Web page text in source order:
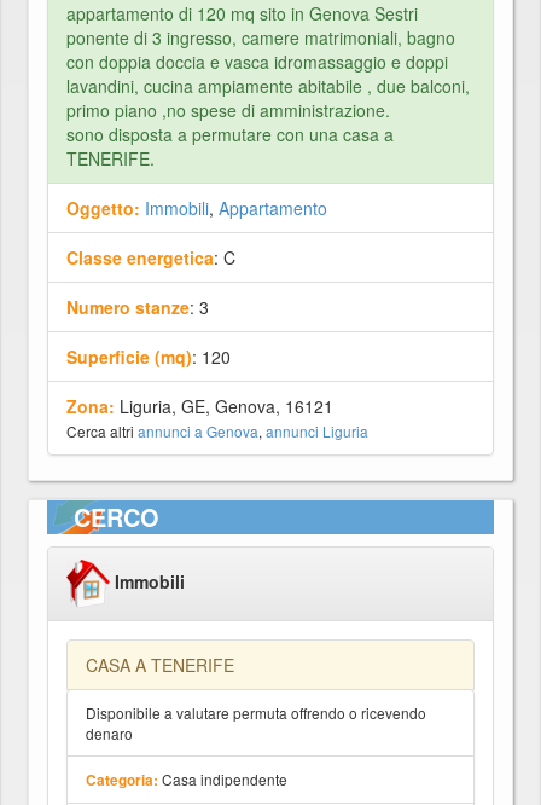
appartamento di 120 mq sito in Genova Sestri
ponente di 3 ingresso, camere matrimoniali, bagno
con doppia doccia e vasca idromassaggio e doppi
lavandini, cucina ampiamente abitabile , due balconi,
primo piano ,no spese di amministrazione.
sono disposta a permutare con una casa a
TENERIFE.
Oggetto: Immobili, Appartamento
Classe energetica: C
Numero stanze: 3
Superficie (mq): 120
Zona: Liguria, GE, Genova, 16121
Cerca altri annunci a Genova, annunci Liguria
CERCO
Immobili
CASA A TENERIFE
Disponibile a valutare permuta offrendo o ricevendo
denaro
Categoria: Casa indipendente